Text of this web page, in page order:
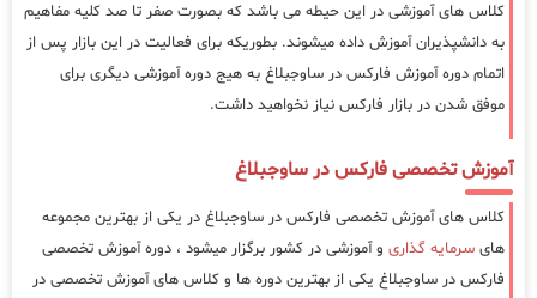
کلاس های آموزشی در این حیطه می باشد که بصورت صفر تا صد کلیه مفاهیم
به دانشپذیران آموزش داده میشوند. بطوریکه برای فعالیت در این بازار پس از
اتمام دوره آموزش فارکس در ساوجبلاغ به هیج دوره آموزشی دیگری برای
موفق شدن در بازار فارکس نیاز نخواهید داشت.
آموزش تخصصی فارکس در ساوجبلاغ
کلاس های آموزش تخصصی فارکس در ساوجبلاغ در یکی از بهترین مجموعه
های سرمایه گذاری و آموزشی در کشور برگزار میشود ، دوره آموزش تخصصی
فارکس در ساوجبلاغ یکی از بهترین دوره ها و کلاس های آموزش تخصصی در